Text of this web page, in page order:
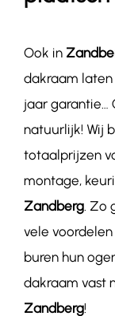
Ook in
dakraam
jaar garantie…
natuurlijk! Wij
totaalprijzen
montage,
Zandberg. Zo
vele
buren hun
dakraam vast
Zandberg!